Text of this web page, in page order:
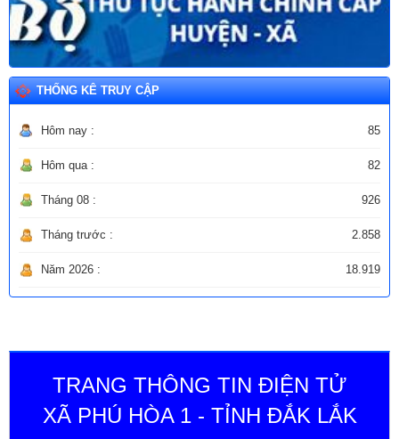
THỐNG KÊ TRUY CẬP
Hôm nay : 85
Hôm qua : 82
Tháng 08 : 926
Tháng trước : 2.858
Năm 2026 : 18.919
TRANG THÔNG TIN ĐIỆN TỬ
XÃ PHÚ HÒA 1 - TỈNH ĐẮK LẮK